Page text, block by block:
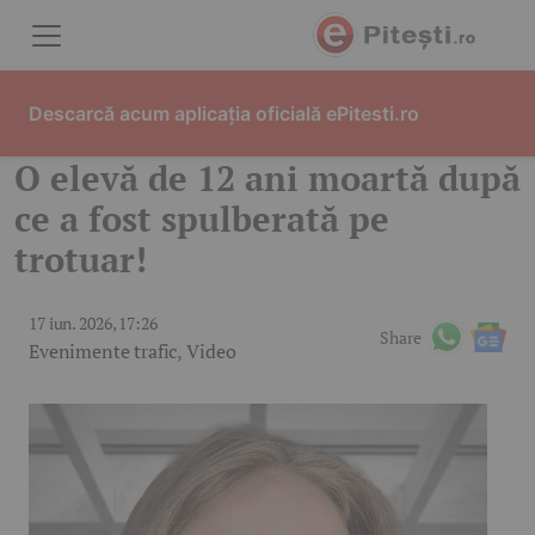
O elevă de 12 ani moartă după
ce a fost spulberată pe
trotuar!
17 iun. 2026, 17:26
Evenimente trafic,Video
Share
Descarcă acum aplicația oficială ePitesti.ro